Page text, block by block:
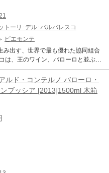
トーリ･デル･バルバレスコ
ピエモンテ
み出す、世界で最も優れた協同組合
して知られていますが、19世紀末ま
度はなく、バルバレスコで収穫され
バローロのワインが作られることも
ローロとバルバレスコの違いを初め
別したのが1894年に9つのブドウ農
レスコ初の生産者組合カンティー
設したドミツィオ・カヴァッツァで
年に解散しましたが、1958年、小さ
させるため、教会の司祭の下で19軒
ロドゥットーリ・デル・バルバレス
ワイン・アドヴォケート1990年2月
カーに「世界のどの協同組合よりも
ルド・コンテルノ バローロ・
ブッシア [2013]1500ml 木箱